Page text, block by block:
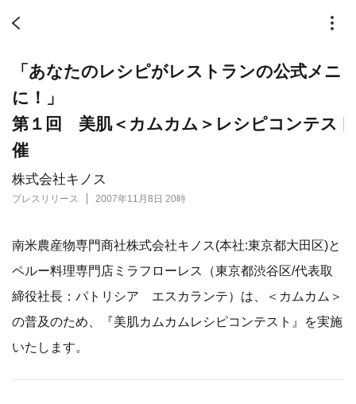
株式会社キノス
プレスリリース 2007年11月8日 20時
「あなたのレシピがレストランの公式メニ
に！
第１回 美肌＜カムカム＞レシピコンテス
催
南米農産物専門商社株式会社キノス(本社:東京都大田区)と
ペルー料理専門店ミラフローレス（東京都渋谷区/代表取
締役社長：パトリシア エスカランテ）は、＜カムカム＞
の普及のため、『美肌カムカムレシピコンテスト』を実施
いたします。